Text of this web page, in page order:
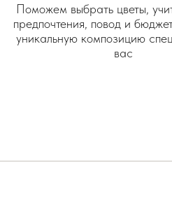
Поможем выбрать цветы,
предпочтения, повод и
уникальную композицию
вас